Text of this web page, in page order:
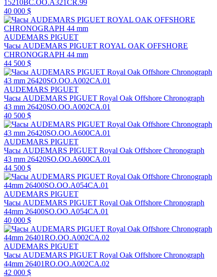
15210BC.OO.A321CR.99
40 000 $
AUDEMARS PIGUET
Часы AUDEMARS PIGUET ROYAL OAK OFFSHORE
CHRONOGRAPH 44 mm
44 500 $
AUDEMARS PIGUET
Часы AUDEMARS PIGUET Royal Oak Offshore Chronograph
43 mm 26420SO.OO.A002CA.01
40 500 $
AUDEMARS PIGUET
Часы AUDEMARS PIGUET Royal Oak Offshore Chronograph
43 mm 26420SO.OO.A600CA.01
44 500 $
AUDEMARS PIGUET
Часы AUDEMARS PIGUET Royal Oak Offshore Chronograph
44mm 26400SO.OO.A054CA.01
40 000 $
AUDEMARS PIGUET
Часы AUDEMARS PIGUET Royal Oak Offshore Chronograph
44mm 26401RO.OO.A002CA.02
42 000 $